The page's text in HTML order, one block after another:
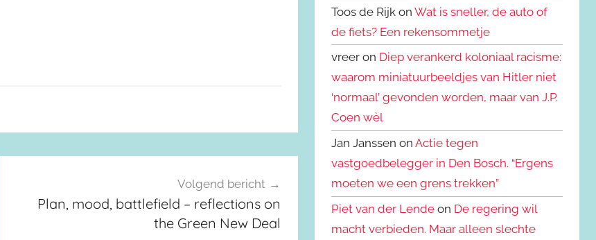
Volgend bericht
Plan, mood, battlefield – reflections on
the Green New Deal
Toos de Rijk onWat is sneller, de auto of
de fiets? Een rekensommetje
vreer on Diep verankerd koloniaal racisme:
waarom miniatuurbeeldjes van Hitler niet
‘normaal’ gevonden worden, maar van J.P.
Coen wèl
Jan Janssen onActie tegen
vastgoedbelegger in Den Bosch. “Ergens
moeten we een grens trekken”
Piet van der Lende on De regering wil
macht verbieden. Maar alleen slechte